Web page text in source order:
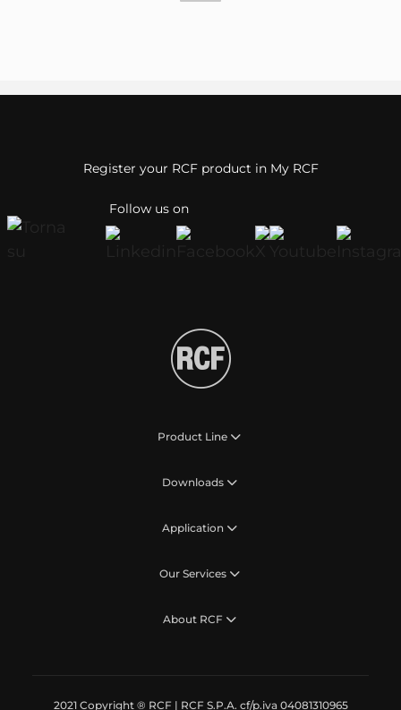
Follow us on
Register your RCF product in My RCF
Product Line
Downloads
Application
Our Services
About RCF
2021 Copyright ® RCF | RCF S.P.A. cf/p.iva 04081310965